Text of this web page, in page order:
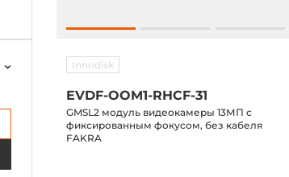
Innodisk
EVDF-OOM1-RHCF-31
GMSL2 модуль видеокамеры 13МП с
фиксированным фокусом, без кабеля
FAKRA